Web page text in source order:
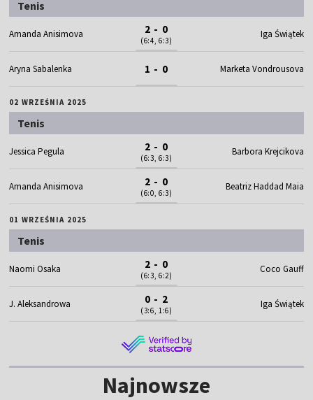
Tenis
Amanda Anisimova 2 - 0
(6:4, 6:3)
Iga Świątek
Aryna Sabalenka 1 - 0 Marketa Vondrousova
02 WRZEŚNIA 2025
Tenis
Jessica Pegula 2 - 0
(6:3, 6:3)
Barbora Krejcikova
Amanda Anisimova 2 - 0
(6:0, 6:3)
Beatriz Haddad Maia
01 WRZEŚNIA 2025
Tenis
Naomi Osaka 2 - 0
(6:3, 6:2)
Coco Gauff
J. Aleksandrowa 0 - 2
(3:6, 1:6)
Iga Świątek
Najnowsze